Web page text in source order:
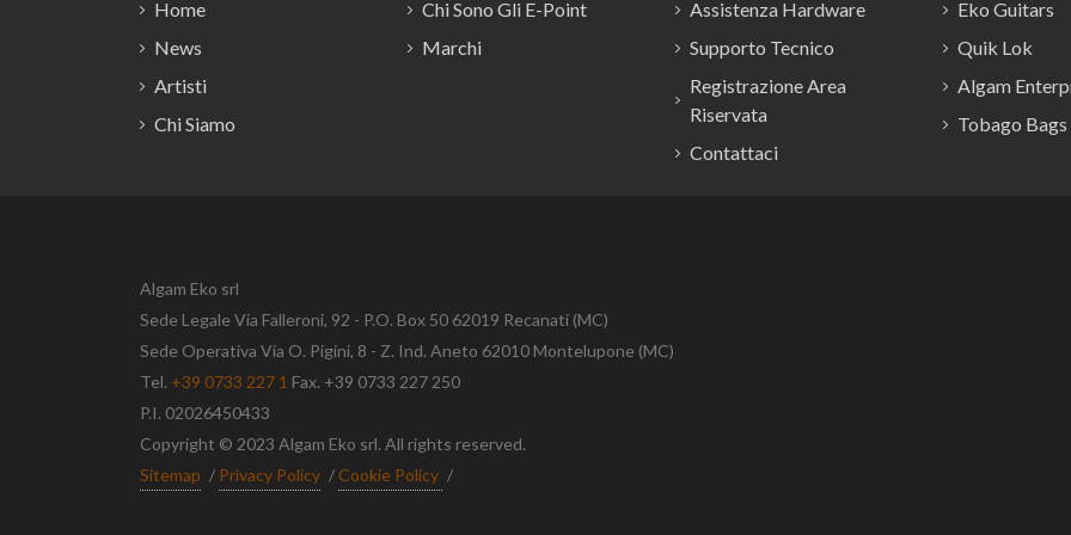
Home
News
Artisti
Chi Siamo
Chi Sono Gli E-Point
Marchi
Assistenza Hardware
Supporto Tecnico
Registrazione Area
Riservata
Contattaci
Eko Guitars
Quik Lok
Algam
Tobago Bags
Algam Eko srl
Sede Legale Via Falleroni, 92 - P.O. Box 50 62019 Recanati (MC)
Sede Operativa Via O. Pigini, 8 - Z. Ind. Aneto 62010 Montelupone (MC)
Tel. +39 0733 227 1 Fax. +39 0733 227 250
P.I. 02026450433
Copyright © 2023 Algam Eko srl. All rights reserved.
Sitemap / Privacy Policy / Cookie Policy /